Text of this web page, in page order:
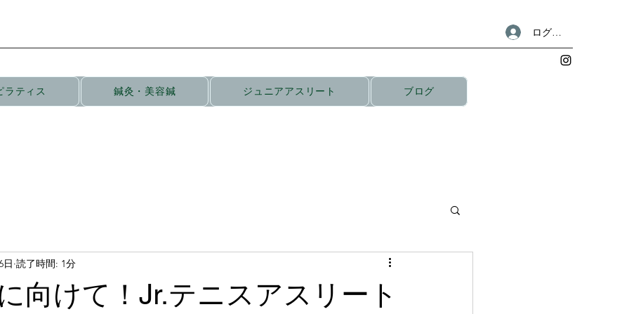
ログイン
ラティス 鍼灸・美容鍼 ジュニアアスリート ブログ
向けて！Jr.テニスアスリート
日 読了時間: 1分